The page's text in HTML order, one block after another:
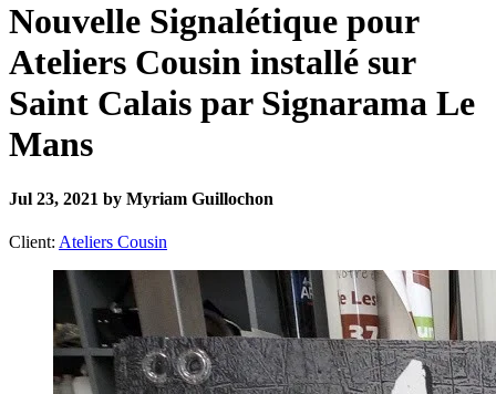
Nouvelle Signalétique pour
Ateliers Cousin installé sur
Saint Calais par Signarama Le
Mans
Jul 23, 2021 by Myriam Guillochon
Client: Ateliers Cousin